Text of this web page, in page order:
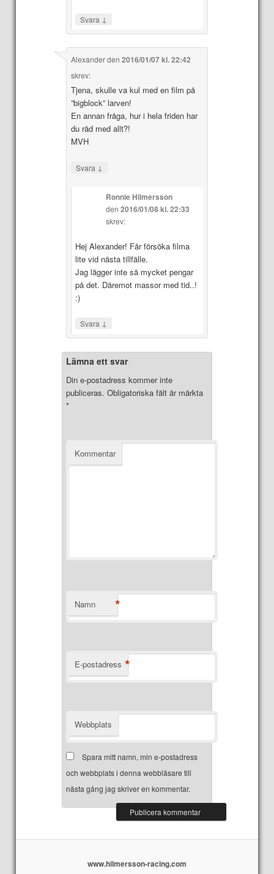
Svara ↓
Alexanderden 2016/01/07 kl. 22:42
skrev:
Tjena, skulle va kul med en film på
”bigblock” larven!
En annan fråga, hur i hela friden har
du råd med allt?!
MVH
Svara ↓
Ronnie Hilmersson
den2016/01/08 kl. 22:33
skrev:
Hej Alexander! Får försöka filma
lite vid nästa tillfälle.
Jag lägger inte så mycket pengar
på det. Däremot massor med tid..!
:)
Svara ↓
Lämna ett svar
Din e-postadress kommer inte
publiceras. Obligatoriska fält är märkta
*
Kommentar
Namn *
E-postadress *
Webbplats
Spara mitt namn, min e-postadress
och webbplats i denna webbläsare till
nästa gång jag skriver en kommentar.
www.hilmersson-racing.com